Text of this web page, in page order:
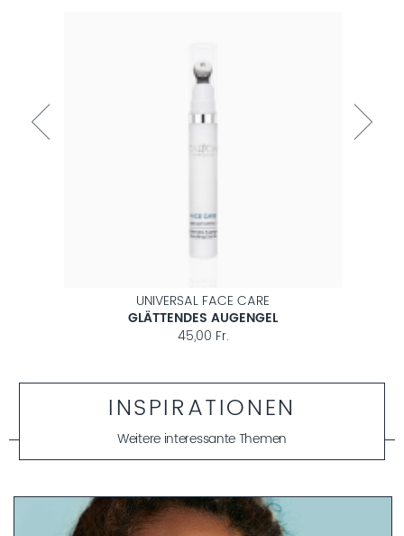
UNIVERSAL FACE CARE
GLÄTTENDES AUGENGEL
45,00 Fr.
INSPIRATIONEN
Weitere interessante Themen